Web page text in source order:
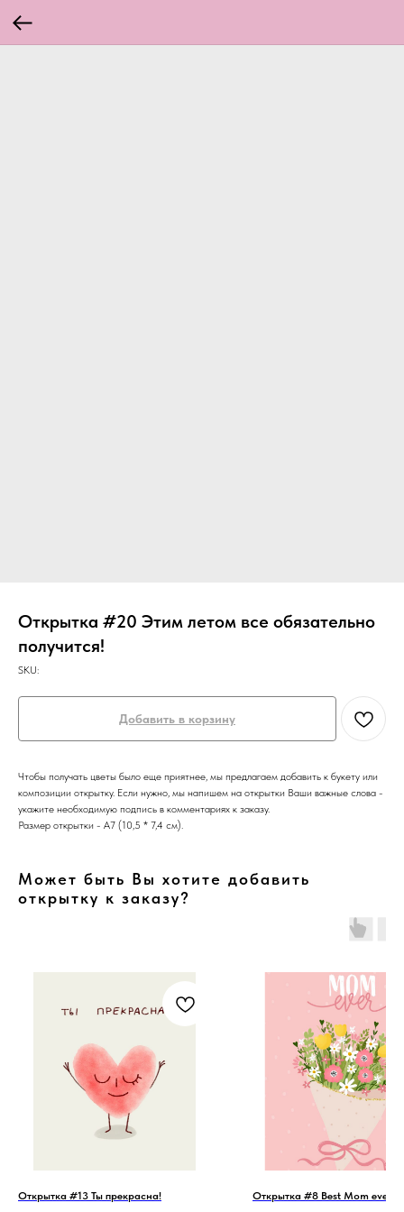
Открытка #20 Этим летом все обязательно
получится!
SKU:
Добавить в корзину
Чтобы получать цветы было еще приятнее, мы предлагаем добавить к букету или
композиции открытку. Если нужно, мы напишем на открытки Ваши важные слова -
укажите необходимую подпись в комментариях к заказу.
Размер открытки - А7 (10,5 * 7,4 см).
Может быть Вы хотите добавить
открытку к заказу?
Открытка #13 Ты прекрасна! Открытка #8 Best Mom ever!